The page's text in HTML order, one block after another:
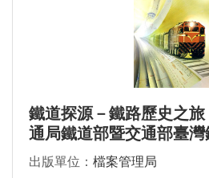
鐵道探源－鐵路歷史之
通局鐵道部暨交通部臺
導引
出版單位： 檔案管理局